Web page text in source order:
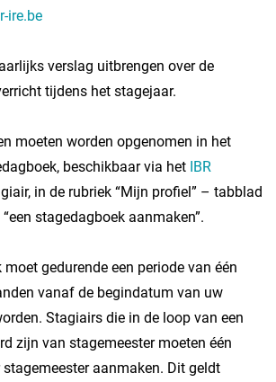
ire.be
verslag uitbrengen over de
tijdens het stagejaar.
moeten worden opgenomen in het
beschikbaar via het IBR
in de rubriek “Mijn profiel” – tabblad
stagedagboek aanmaken”.
gedurende een periode van één
vanaf de begindatum van uw
Stagiairs die in de loop van een
zijn van stagemeester moeten één
aanmaken. Dit geldt